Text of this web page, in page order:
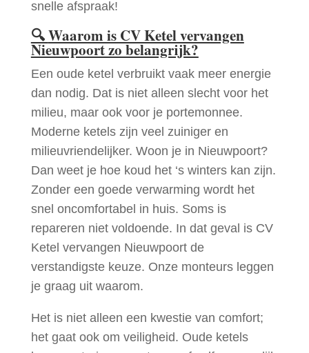
snelle afspraak!
🔍Waarom is CV Ketel vervangen
Nieuwpoort zo belangrijk?
Een oude ketel verbruikt vaak meer energie
dan nodig. Dat is niet alleen slecht voor het
milieu, maar ook voor je portemonnee.
Moderne ketels zijn veel zuiniger en
milieuvriendelijker. Woon je in Nieuwpoort?
Dan weet je hoe koud het ‘s winters kan zijn.
Zonder een goede verwarming wordt het
snel oncomfortabel in huis. Soms is
repareren niet voldoende. In dat geval is CV
Ketel vervangen Nieuwpoort de
verstandigste keuze. Onze monteurs leggen
je graag uit waarom.
Het is niet alleen een kwestie van comfort;
het gaat ook om veiligheid. Oude ketels